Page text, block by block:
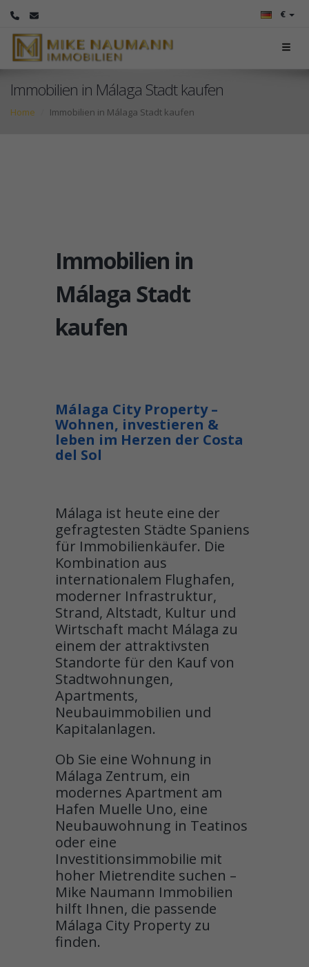
€
Immobilien in Málaga Stadt kaufen
Home Immobilien in Málaga Stadt kaufen
Immobilien in
Málaga Stadt
kaufen
Málaga City Property –
Wohnen, investieren &
leben im Herzen der Costa
del Sol
Málaga ist heute eine der
gefragtesten Städte Spaniens
für Immobilienkäufer. Die
Kombination aus
internationalem Flughafen,
moderner Infrastruktur,
Strand, Altstadt, Kultur und
Wirtschaft macht Málaga zu
einem der attraktivsten
Standorte für den Kauf von
Stadtwohnungen,
Apartments,
Neubauimmobilien und
Kapitalanlagen.
Ob Sie eine Wohnung in
Málaga Zentrum, ein
modernes Apartment am
Hafen Muelle Uno, eine
Neubauwohnung in Teatinos
oder eine
Investitionsimmobilie mit
hoher Mietrendite suchen –
Mike Naumann Immobilien
hilft Ihnen, die passende
Málaga City Property zu
finden.